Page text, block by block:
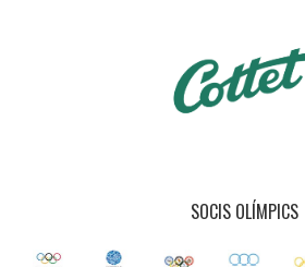
SOCIS OLÍMPICS